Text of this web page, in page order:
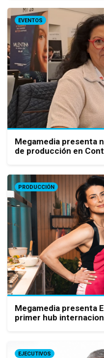
EVENTOS
Megamedia presenta
de producción en
PRODUCCIÓN
Megamedia presenta
primer hub
EJECUTIVOS